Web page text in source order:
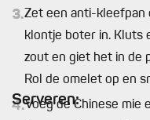
3.Zet een anti-kleefpan
klontje boter in. Kluts
zout en giet het in de
Rol de omelet op en
Serveren:
4.Voeg de Chinese mie